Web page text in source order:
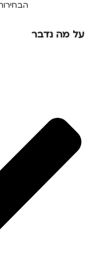
על מה נדבר